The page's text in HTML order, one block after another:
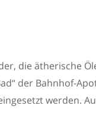
die ätherische
der Bahnhof-
werden.